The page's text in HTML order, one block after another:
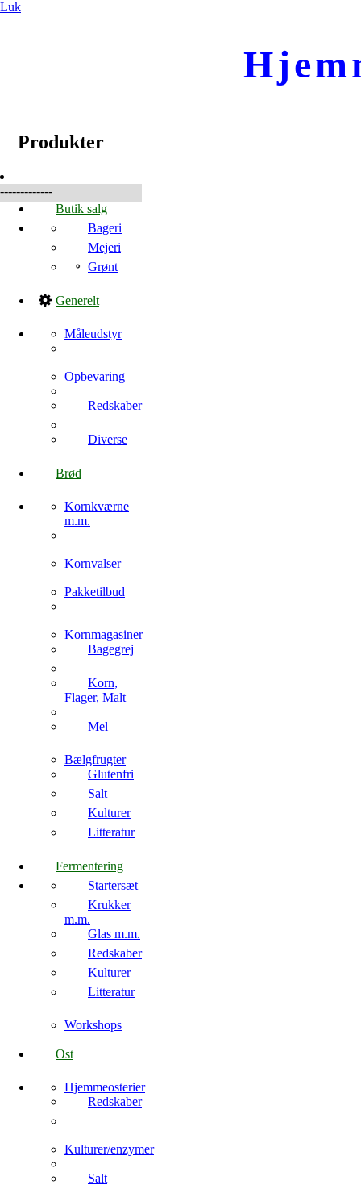
Luk
Produkter
-------------
Butik salg
Bageri
Mejeri
Grønt
Generelt
Måleudstyr
Opbevaring
Redskaber
Diverse
Brød
Kornkværne
m.m.
Kornvalser
Pakketilbud
Kornmagasiner
Bagegrej
Korn,
Flager, Malt
Mel
Bælgfrugter
Glutenfri
Salt
Kulturer
Litteratur
Fermentering
Startersæt
Krukker
m.m.
Glas m.m.
Redskaber
Kulturer
Litteratur
Workshops
Ost
Hjemmeosterier
Redskaber
Kulturer/enzymer
Salt